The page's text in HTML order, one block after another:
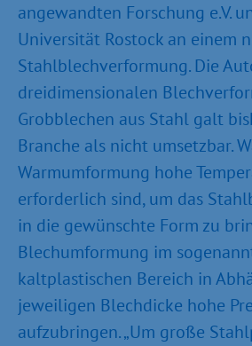
angewandten Forschung e.V.
Universität Rostock an einem
Stahlblechverformung. Die
dreidimensionalen
Grobblechen aus Stahl galt
Branche als nicht umsetzbar.
Warmumformung hohe
erforderlich sind, um das
in die gewünschte Form zu
Blechumformung im
kaltplastischen Bereich in
jeweiligen Blechdicke hohe
aufzubringen. „Um große